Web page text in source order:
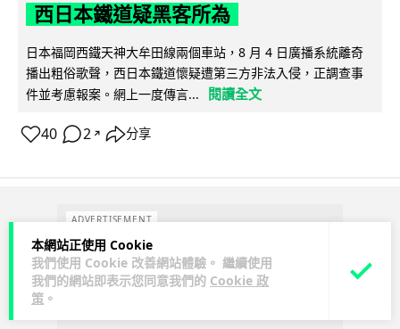
本網站正使用 Cookie
我們使用 Cookie 改善網站體驗。 繼續使用
我們的網站即表示您同意我們的 Cookie 政
策 。
西日本鐵道疑黑客所為
日本福岡西鐵天神大牟田線兩個車站，8 月 4 日廣播系統離奇
播出粗俗歌聲，西日本鐵道懷疑遭第三方非法入侵，正調查事
件並考慮報案。網上一度傳言...
閱讀全文
40 2 ↗ 分享
ADVERTISEMENT